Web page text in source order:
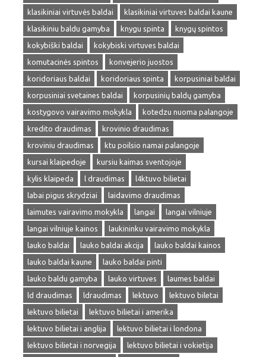
klasikiniai virtuvės baldai
klasikiniai virtuves baldai kaune
klasikiniu baldu gamyba
knygu spinta
knygų spintos
kokybiški baldai
kokybiski virtuves baldai
komutacinės spintos
konvejerio juostos
koridoriaus baldai
koridoriaus spinta
korpusiniai baldai
korpusiniai svetaines baldai
korpusinių baldų gamyba
kostygovo vairavimo mokykla
kotedzu nuoma palangoje
kredito draudimas
krovinio draudimas
kroviniu draudimas
ktu poilsio namai palangoje
kursai klaipedoje
kursiu kaimas sventojoje
kylis klaipeda
l draudimas
l4ktuvo bilietai
labai pigus skrydziai
laidavimo draudimas
laimutes vairavimo mokykla
langai
langai vilniuje
langai vilniuje kainos
laukininku vairavimo mokykla
lauko baldai
lauko baldai akcija
lauko baldai kainos
lauko baldai kaune
lauko baldai pinti
lauko baldu gamyba
lauko virtuves
laumes baldai
ld draudimas
ldraudimas lektuvo
lektuvo biletai
lektuvo bilietai
lektuvo bilietai i amerika
lektuvo bilietai i anglija
lektuvo bilietai i londona
lektuvo bilietai i norvegija
lektuvo bilietai i vokietija